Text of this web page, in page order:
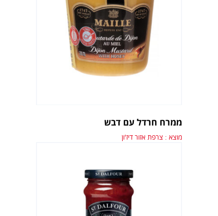
ממרח חרדל עם דבש
מוצא : צרפת אזור דיז'ון